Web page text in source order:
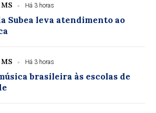
Há 3 horas
Subea leva atendimento ao
Há 3 horas
brasileira às escolas de